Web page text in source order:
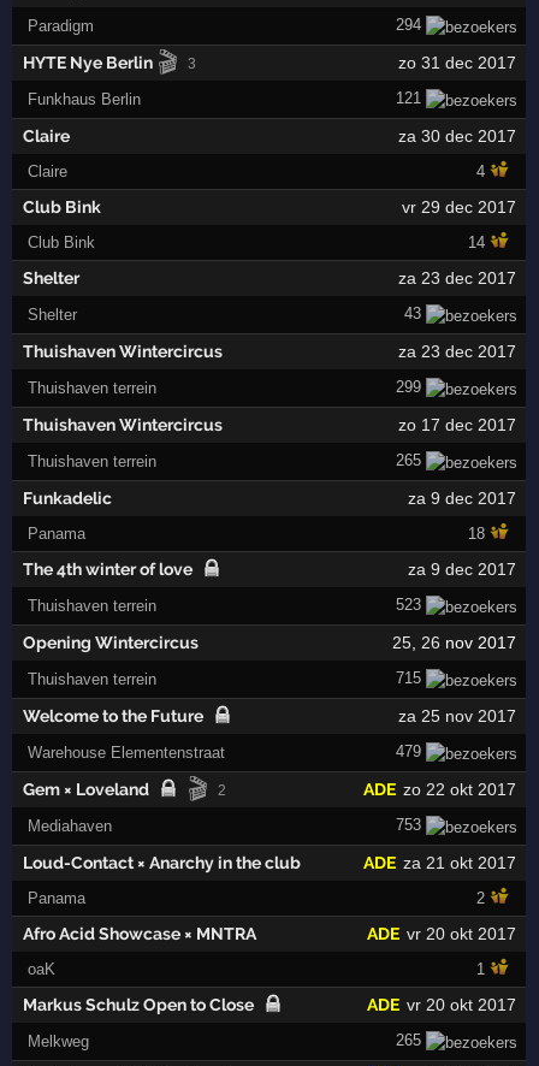
Paradigm 294
HYTE Nye Berlin 🎬 3 zo 31 dec 2017
Funkhaus Berlin 121
Claire za 30 dec 2017
Claire 4
Club Bink vr 29 dec 2017
Club Bink 14
Shelter za 23 dec 2017
Shelter 43
Thuishaven Wintercircus za 23 dec 2017
Thuishaven terrein 299
Thuishaven Wintercircus zo 17 dec 2017
Thuishaven terrein 265
Funkadelic za 9 dec 2017
Panama 18
The 4th winter of love za 9 dec 2017
Thuishaven terrein 523
Opening Wintercircus 25, 26 nov 2017
Thuishaven terrein 715
Welcome to the Future za 25 nov 2017
Warehouse Elementenstraat 479
Gem × Loveland 🎬 2 zo 22 okt 2017
ADE
Mediahaven 753
Loud-Contact × Anarchy in the club za 21 okt 2017
ADE
Panama 2
Afro Acid Showcase × MNTRA vr 20 okt 2017
ADE
oaK 1
Markus Schulz Open to Close vr 20 okt 2017
ADE
Melkweg 265